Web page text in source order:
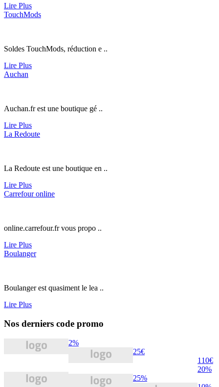
Lire Plus
TouchMods
Soldes TouchMods, réduction e ..
Lire Plus
Auchan
Auchan.frest une boutique gé ..
Lire Plus
La Redoute
La Redoute est une boutique en ..
Lire Plus
Carrefour online
online.carrefour.frvous propo ..
Lire Plus
Boulanger
Boulanger est quasiment le lea ..
Lire Plus
Nos derniers code promo
2%
25€
110€
20%
25%